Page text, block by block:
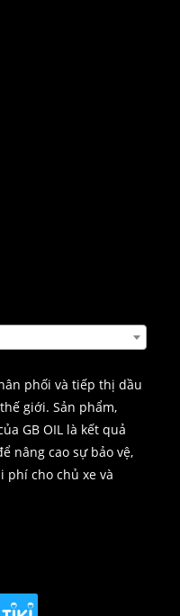
phối và tiếp thị dầu
giới. Sản phẩm,
GB OIL là kết quả
nâng cao sự bảo vệ,
phí cho chủ xe và